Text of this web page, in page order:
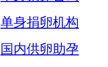
单身捐卵机构
国内供卵助孕